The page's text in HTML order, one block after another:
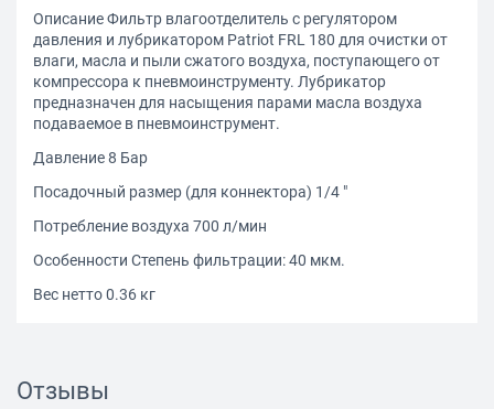
Описание Фильтр влагоотделитель с регулятором
давления и лубрикатором Patriot FRL 180 для очистки от
влаги, масла и пыли сжатого воздуха, поступающего от
компрессора к пневмоинструменту. Лубрикатор
предназначен для насыщения парами масла воздуха
подаваемое в пневмоинструмент.
Давление 8 Бар
Посадочный размер (для коннектора) 1/4 "
Потребление воздуха 700 л/мин
Особенности Степень фильтрации: 40 мкм.
Вес нетто 0.36 кг
Отзывы